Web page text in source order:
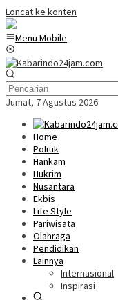
Loncat ke konten
Menu Mobile
Jumat, 7 Agustus 2026
Home
Politik
Hankam
Hukrim
Nusantara
Ekbis
Life Style
Pariwisata
Olahraga
Pendidikan
Lainnya
Internasional
Inspirasi